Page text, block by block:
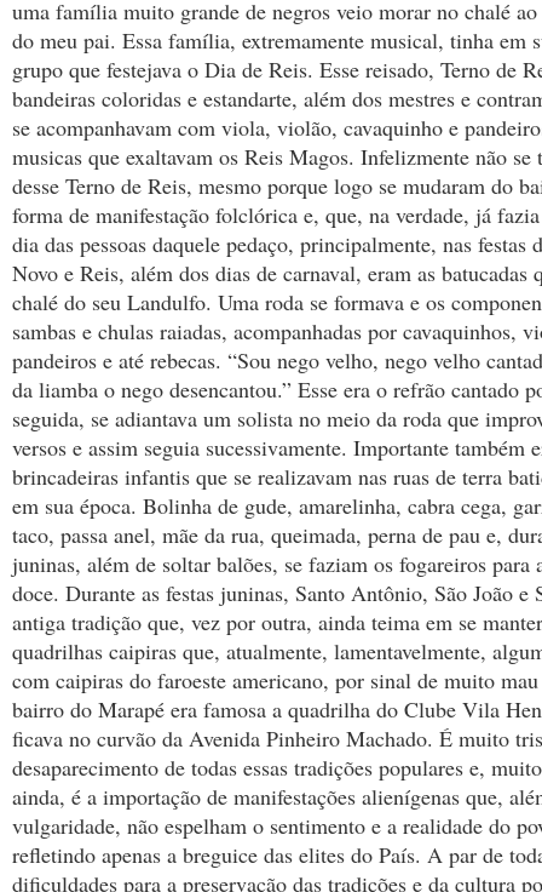
uma família muito grande de negros veio morar no chalé
do meu pai. Essa família, extremamente musical, tinha em
grupo que festejava o Dia de Reis. Esse reisado, Terno de
bandeiras coloridas e estandarte, além dos mestres e
se acompanhavam com viola, violão, cavaquinho e
musicas que exaltavam os Reis Magos. Infelizmente não se
desse Terno de Reis, mesmo porque logo se mudaram do
forma de manifestação folclórica e, que, na verdade, já
dia das pessoas daquele pedaço, principalmente, nas festas
Novo e Reis, além dos dias de carnaval, eram as batucadas
chalé do seu Landulfo. Uma roda se formava e os
sambas e chulas raiadas, acompanhadas por cavaquinhos,
pandeiros e até rebecas. “Sou nego velho, nego velho
da liamba o nego desencantou.” Esse era o refrão cantado
seguida, se adiantava um solista no meio da roda que
versos e assim seguia sucessivamente. Importante também
brincadeiras infantis que se realizavam nas ruas de terra
em sua época. Bolinha de gude, amarelinha, cabra cega,
taco, passa anel, mãe da rua, queimada, perna de pau e,
juninas, além de soltar balões, se faziam os fogareiros para
doce. Durante as festas juninas, Santo Antônio, São João e
antiga tradição que, vez por outra, ainda teima em se
quadrilhas caipiras que, atualmente, lamentavelmente,
com caipiras do faroeste americano, por sinal de muito
bairro do Marapé era famosa a quadrilha do Clube Vila
ficava no curvão da Avenida Pinheiro Machado. É muito
desaparecimento de todas essas tradições populares e,
ainda, é a importação de manifestações alienígenas que,
vulgaridade, não espelham o sentimento e a realidade do
refletindo apenas a breguice das elites do País. A par de
dificuldades para a preservação das tradições e da cultura